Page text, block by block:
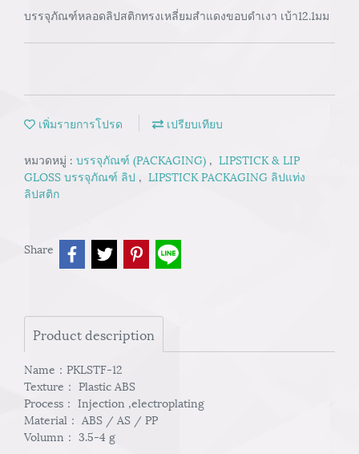
บรรจุภัณฑ์หลอดลิปสติกทรงเหลี่ยมสำแดงขอบดำเงา เบ้า12.1มม
เพิ่มรายการโปรด เปรียบเทียบ
หมวดหมู่ : บรรจุภัณฑ์ (PACKAGING) , LIPSTICK & LIP
GLOSS บรรจุภัณฑ์ ลิป , LIPSTICK PACKAGING ลิปแท่ง
ลิปสติก
Share
Product description
Name：PKLSTF-12
Texture： Plastic ABS
Process： Injection ,electroplating
Material： ABS / AS / PP
Volumn： 3.5-4 g